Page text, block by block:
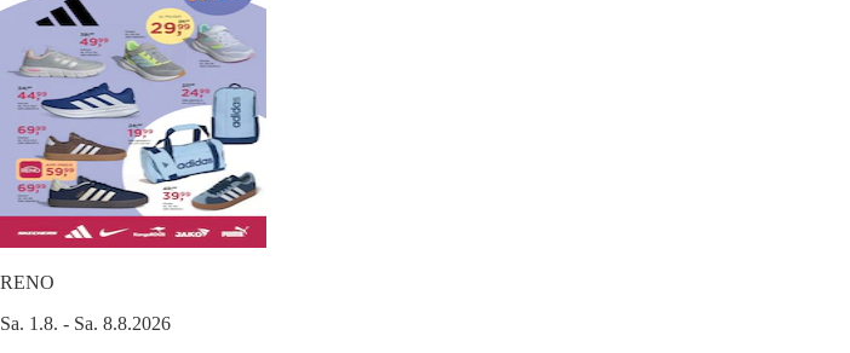
RENO
Sa. 1.8. - Sa. 8.8.2026